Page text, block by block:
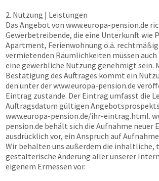
2. Nutzung | Leistungen
Das Angebot von www.europa-pension.de
Gewerbetreibende, die eine Unterkunft wie
Apartment, Ferienwohnung o.ä.
vermietenden Räumlichkeiten müssen
eine gewerbliche Nutzung genehmigt sein.
Bestätigung des Auftrages kommt ein
den unter derwww.europa-pension.de
Eintrag zustande. Der Eintrag umfasst die
Auftragsdatum gültigen
www.europa-pension.de/ihr-eintrag.html.
pension.de behält sich die Aufnahme neuer
ausdrücklich vor, ein Anspruch auf
Wir behalten uns außerdem die inhaltliche,
gestalterische Änderung aller unserer
eigenem Ermessen vor.